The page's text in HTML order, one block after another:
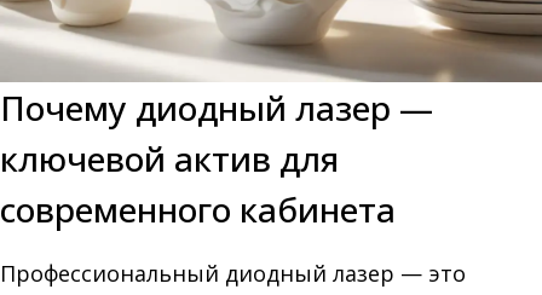
Почему диодный лазер —
ключевой актив для
современного кабинета
Профессиональный диодный лазер — это